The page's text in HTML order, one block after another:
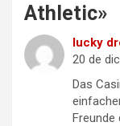
Athletic»
lucky
20 de
Das
Freunde